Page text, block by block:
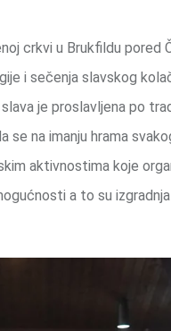
crkvi u Brukfildu pored
i sečenja slavskog
je proslavljena po
na imanju hrama
aktivnostima koje
a to su